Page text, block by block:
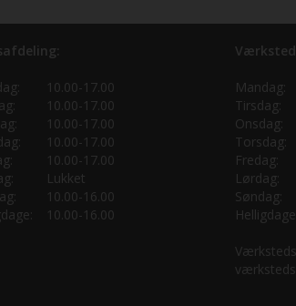
10.00-17.00
10.00-17.00
10.00-17.00
10.00-17.00
10.00-17.00
Lukket
10.00-16.00
10.00-16.00
Mandag:
Tirsdag:
Onsdag:
Torsdag:
Fredag:
Lørdag:
Søndag:
Helligdage: